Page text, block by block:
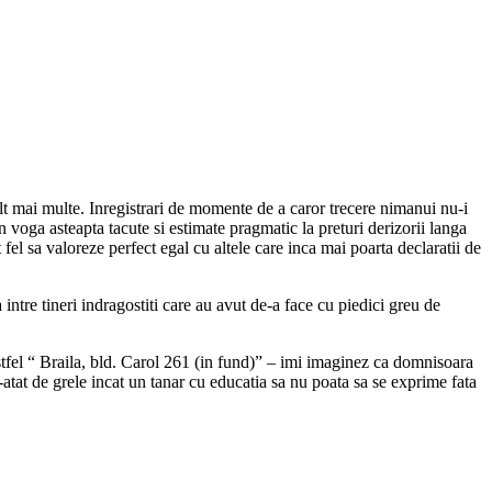
multe. Inregistrari de momente de a caror trecere nimanui nu-i
asteapta tacute si estimate pragmatic la preturi derizorii langa
sa valoreze perfect egal cu altele care inca mai poarta declaratii de
tineri indragostiti care au avut de-a face cu piedici greu de
“ Braila, bld. Carol 261 (in fund)” – imi imaginez ca domnisoara
de grele incat un tanar cu educatia sa nu poata sa se exprime fata